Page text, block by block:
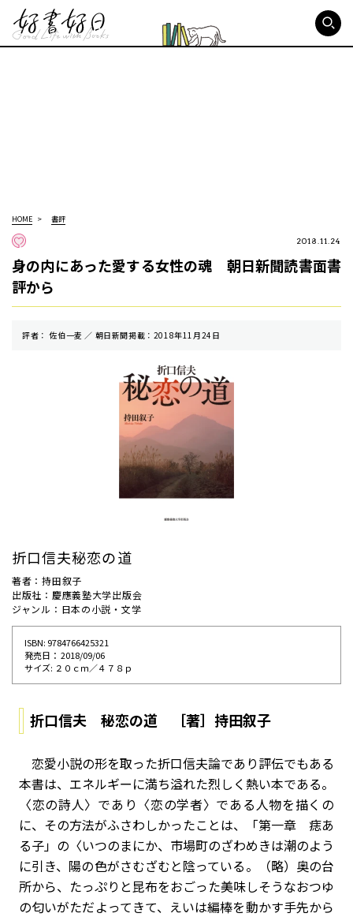
HOME 書評
2018.11.24
身の内にあった愛する女性の魂 朝日新聞読書面書
評から
評者： 佐伯一麦 ／ 朝⽇新聞掲載：2018年11月24日
折口信夫秘恋の道
著者：持田叙子
出版社：慶應義塾大学出版会
ジャンル：日本の小説・文学
ISBN: 9784766425321
発売⽇： 2018/09/06
サイズ: ２０ｃｍ／４７８ｐ
折口信夫 秘恋の道 ［著］持田叙子
恋愛小説の形を取った折口信夫論であり評伝でもある
本書は、エネルギーに満ち溢れた烈しく熱い本である。
〈恋の詩人〉であり〈恋の学者〉である人物を描くの
に、その方法がふさわしかったことは、「第一章 痣あ
る子」の〈いつのまにか、市場町のざわめきは潮のよう
に引き、陽の色がさむざむと陰っている。（略）奥の台
所から、たっぷりと昆布をおごった美味しそうなおつゆ
の匂いがただよってきて、えいは編棒を動かす手先から